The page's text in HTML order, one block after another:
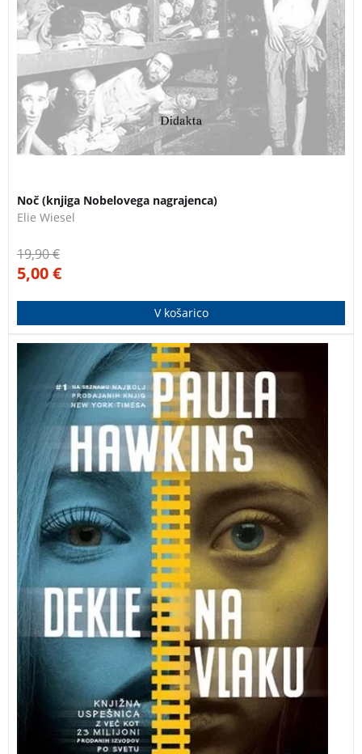
Noč (knjiga Nobelovega nagrajenca)
Elie Wiesel
19,90€
5,00€
V košarico
Knjižna uspešnica z več kot 23 milijoni prodanih
izvodov po svetu!